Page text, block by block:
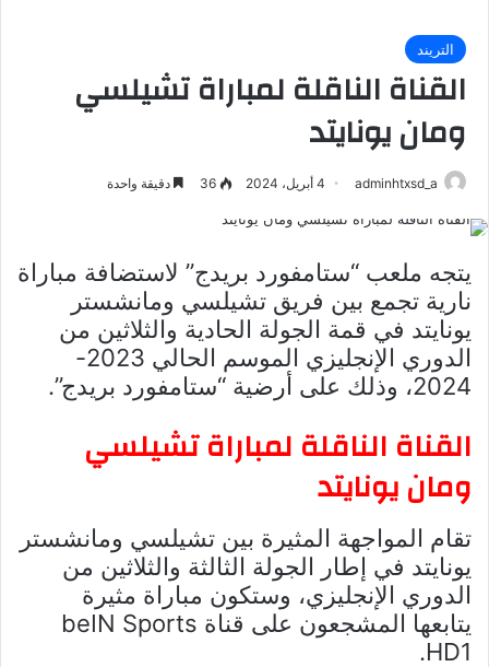
التريند
القناة الناقلة لمباراة تشيلسي
ومان يونايتد
adminhtxsd_a 4 أبريل، 2024 36 دقيقة واحدة
يتجه ملعب “ستامفورد بريدج” لاستضافة مباراة
نارية تجمع بين فريق تشيلسي ومانشستر
يونايتد في قمة الجولة الحادية والثلاثين من
الدوري الإنجليزي الموسم الحالي 2023-
2024، وذلك على أرضية “ستامفورد بريدج”.
القناة الناقلة لمباراة تشيلسي
ومان يونايتد
تقام المواجهة المثيرة بين تشيلسي ومانشستر
يونايتد في إطار الجولة الثالثة والثلاثين من
الدوري الإنجليزي، وستكون مباراة مثيرة
يتابعها المشجعون على قناة beIN Sports
HD1.